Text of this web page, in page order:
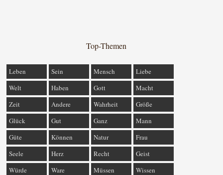
Top-Themen
Leben Sein Mensch
Liebe
Welt
Haben Gott
Macht
Zeit
Andere Wahrheit
Größe
Glück
Gut Ganz
Mann
Güte
Können Natur
Frau
Seele
Herz Recht
Geist
Würde
Ware Müssen Wissen